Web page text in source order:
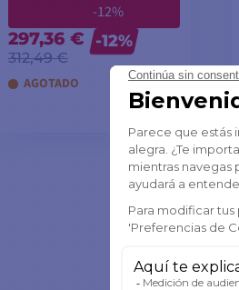
-12%
297,36 €
312,49 €
-12%
AGOTADO
AÑADIR A LA CESTA